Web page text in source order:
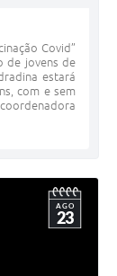
Covid”
de jovens de
estará
com e sem
AGO
23